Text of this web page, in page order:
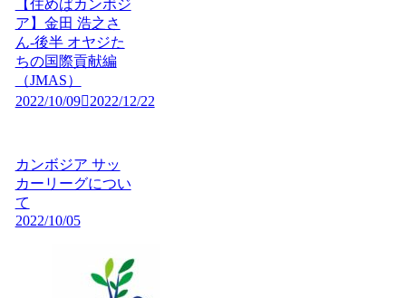
【住めばカンボジ
ア】金田 浩之さ
ん-後半 オヤジた
ちの国際貢献編
（JMAS）
2022/10/09
2022/12/22
カンボジア サッ
カーリーグについ
て
2022/10/05